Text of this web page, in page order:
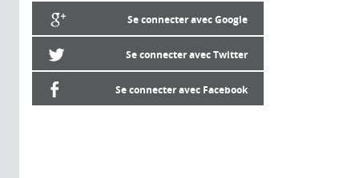
Se connecter avec Google
Se connecter avec Twitter
Se connecter avec Facebook